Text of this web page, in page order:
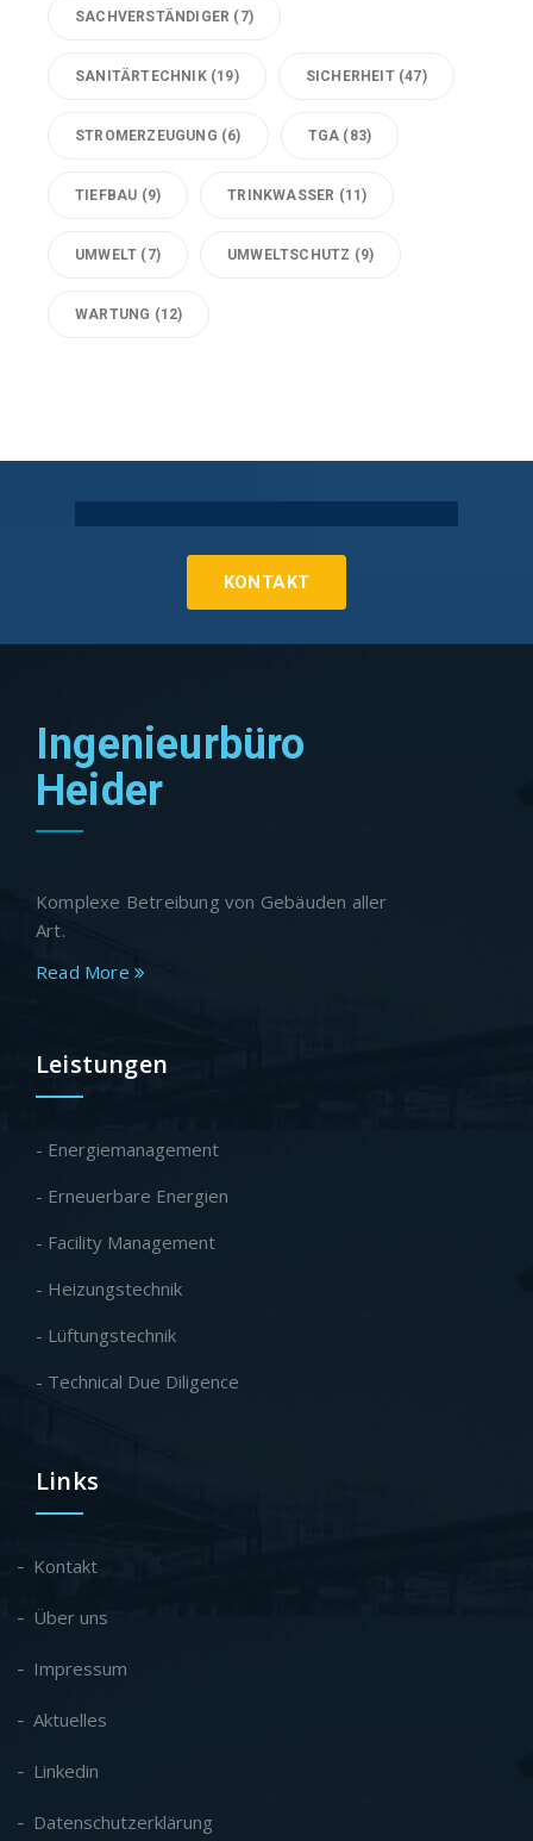
SACHVERSTÄNDIGER (7)
SANITÄRTECHNIK(19) SICHERHEIT(47)
STROMERZEUGUNG (6) TGA (83)
TIEFBAU (9) TRINKWASSER (11)
UMWELT (7) UMWELTSCHUTZ (9)
WARTUNG (12)
KONTAKT
Ingenieurbüro
Heider
Komplexe Betreibung von Gebäuden aller
Art.
Read More
Leistungen
- Energiemanagement
- Erneuerbare Energien
- Facility Management
- Heizungstechnik
- Lüftungstechnik
- Technical Due Diligence
Links
Kontakt
Über uns
Impressum
Aktuelles
Linkedin
Datenschutzerklärung